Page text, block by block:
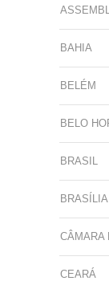
BAHIA
BELÉM
BELO
BRASIL
BRASÍLIA
CÂMARA
CEARÁ